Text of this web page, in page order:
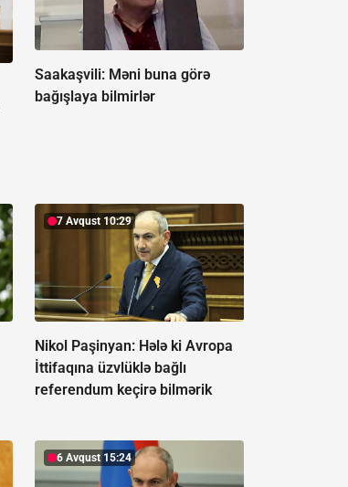
Saakaşvili: Məni buna görə
bağışlaya bilmirlər
7 Avqust 10:29
Nikol Paşinyan: Hələ ki Avropa
İttifaqına üzvlüklə bağlı
referendum keçirə bilmərik
6 Avqust 15:24